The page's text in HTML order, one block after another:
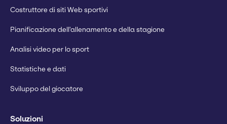
Costruttore di siti Web sportivi
Pianificazione dell'allenamento e della stagione
Analisi video per lo sport
Statistiche e dati
Sviluppo del giocatore
Soluzioni